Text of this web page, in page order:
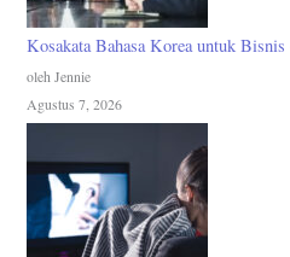
Kosakata Bahasa Korea untuk
oleh Jennie
Agustus 7, 2026